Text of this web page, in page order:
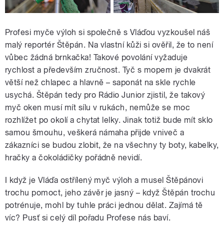
Profesi myče výloh si společně s Vláďou vyzkoušel náš
malý reportér Štěpán. Na vlastní kůži si ověřil, že to není
vůbec žádná brnkačka! Takové povolání vyžaduje
rychlost a především zručnost. Tyč s mopem je dvakrát
větší než chlapec a hlavně – saponát na skle rychle
usychá. Štěpán tedy pro Rádio Junior zjistil, že takový
myč oken musí mít sílu v rukách, nemůže se moc
rozhlížet po okolí a chytat lelky. Jinak totiž bude mít sklo
samou šmouhu, veškerá námaha přijde vniveč a
zákazníci se budou zlobit, že na všechny ty boty, kabelky,
hračky a čokoládičky pořádně nevidí.
I když je Vláďa ostřílený myč výloh a musel Štěpánovi
trochu pomoct, jeho závěr je jasný – když Štěpán trochu
potrénuje, mohl by tuhle práci jednou dělat. Zajímá tě
víc? Pusť si celý díl pořadu Profese nás baví.